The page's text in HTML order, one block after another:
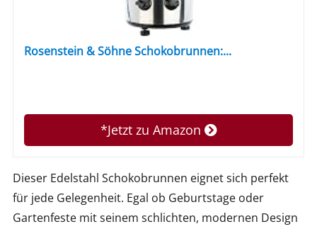
Rosenstein & Söhne Schokobrunnen:...
*Jetzt zu Amazon
Dieser Edelstahl Schokobrunnen eignet sich perfekt
für jede Gelegenheit. Egal ob Geburtstage oder
Gartenfeste mit seinem schlichten, modernen Design